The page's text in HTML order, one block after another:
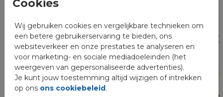
Cookies
Wij gebruiken cookies en vergelijkbare technieken om
een betere gebruikerservaring te bieden, ons
websiteverkeer en onze prestaties te analyseren en
voor marketing- en sociale mediadoeleinden (het
weergeven van gepersonaliseerde advertenties).
Je kunt jouw toestemming altijd wijzigen of intrekken
op ons ons cookiebeleid.